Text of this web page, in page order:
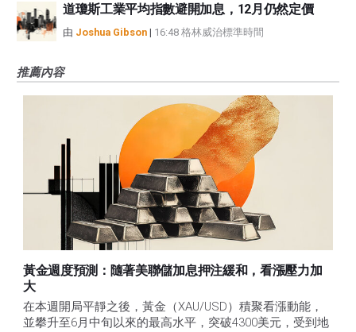
道瓊斯工業平均指數避開加息，12月仍然定價
由 Joshua Gibson | 16:48 格林威治標準時間
推薦內容
黃金週度預測：隨著美聯儲加息押注緩和，看漲壓力加
大
在本週開局平靜之後，黃金（XAU/USD）積聚看漲動能，
並攀升至6月中旬以來的最高水平，突破4300美元，受到地